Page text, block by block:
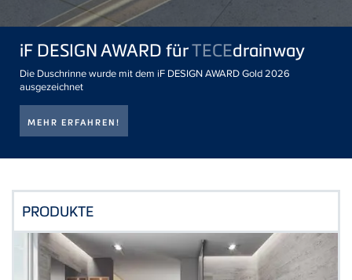
iF DESIGN AWARD fürTECEdrainway
Die Duschrinne wurde mit dem iF DESIGN AWARD Gold 2026
ausgezeichnet
MEHR ERFAHREN!
PRODUKTE